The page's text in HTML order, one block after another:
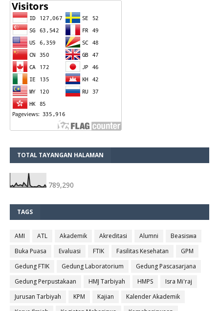
TOTAL TAYANGAN HALAMAN
789,290
TAGS
AMI ATL Akademik Akreditasi Alumni
Beasiswa
Buka Puasa
Evaluasi FTIK Fasilitas Kesehatan
GPM
Gedung FTIK
Gedung Laboratorium
Gedung Pascasarjana
Gedung Perpustakaan
HMJ Tarbiyah HMPS
Isra Mi'raj
Jurusan Tarbiyah
KPM Kajian
Kalender Akademik